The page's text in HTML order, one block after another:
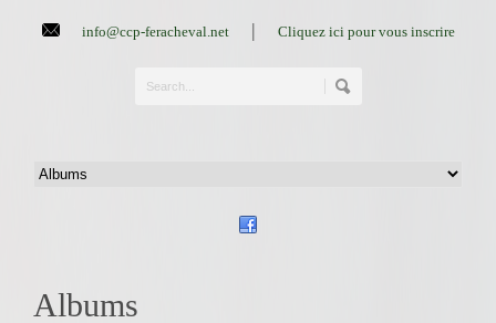
info@ccp-feracheval.net| Cliquez ici pour vous inscrire
Albums